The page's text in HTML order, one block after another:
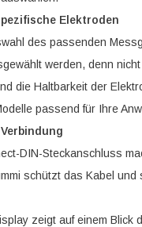
Elektroden
des passenden
werden, denn
die Haltbarkeit der
passend für Ihre
DIN-Steckanschluss
schützt das Kabel
zeigt auf einem Blick